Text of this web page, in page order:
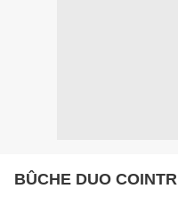
BÛCHE DUO